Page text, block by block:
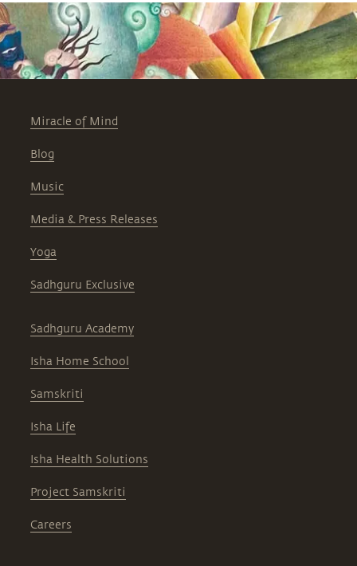
చైతన్యవంతమైన మరియు ఉత్సాహభరితమైన
జీవితాన్ని గడపండి. “మీ మనస్సు ఒక
చైతన్యవంతమైన ప్రక్రియగా మారితే, అది సృష్టిలోనే
అత్యద్భుతమైనది అవుతుంది.” —సద్గురు
Miracle of Mind
Blog
Music
Media & Press Releases
Yoga
Sadhguru Exclusive
Sadhguru Academy
Isha Home School
Samskriti
Isha Life
Isha Health Solutions
Project Samskriti
Careers